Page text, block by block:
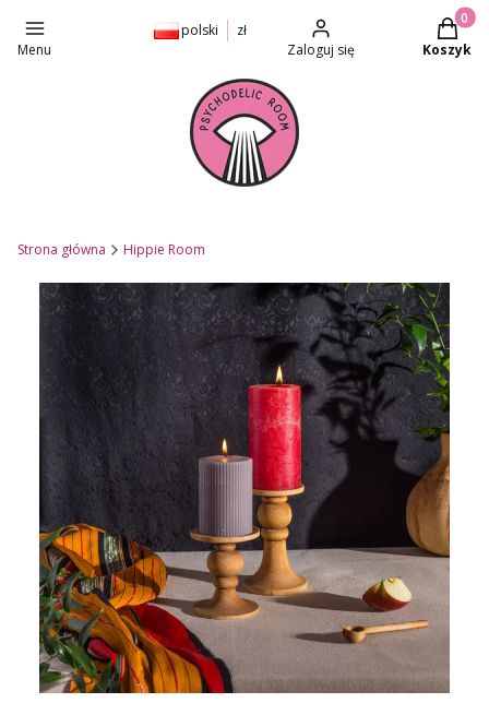
Menu
polski
zł
Zaloguj się
Koszyk
Strona główna Hippie Room